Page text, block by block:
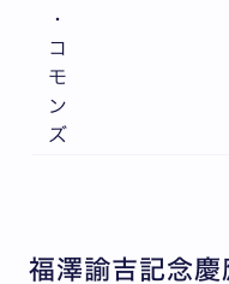
・
コ
モ
ン
ズ
福澤諭吉記念慶